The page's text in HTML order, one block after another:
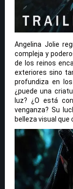
Angelina Jolie
compleja y
de los reinos
exteriores sino
profundiza en
¿puede una
luz? ¿O está
venganza? Su
belleza visual que